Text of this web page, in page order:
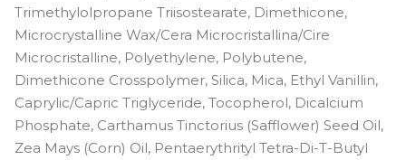
Trimethylolpropane Triisostearate, Dimethicone,
Microcrystalline Wax/Cera Microcristallina/Cire
Microcristalline, Polyethylene, Polybutene,
Dimethicone Crosspolymer, Silica, Mica, Ethyl Vanillin,
Caprylic/Capric Triglyceride, Tocopherol, Dicalcium
Phosphate, Carthamus Tinctorius (Safflower) Seed Oil,
Zea Mays (Corn) Oil, Pentaerythrityl Tetra-Di-T-Butyl